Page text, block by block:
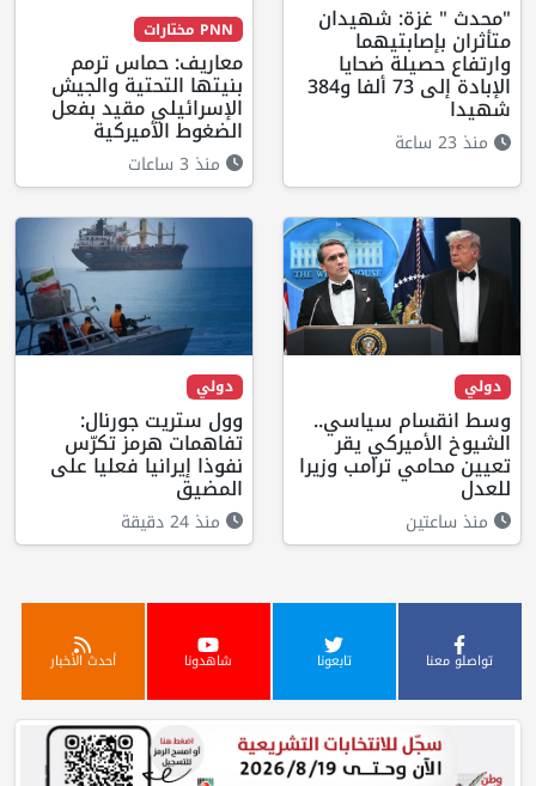
"محدث " غزة: شهيدان
متأثران بإصابتيهما
وارتفاع حصيلة ضحايا
الإبادة إلى 73 ألفا و384
شهيدا
منذ 23 ساعة
PNN مختارات
معاريف: حماس ترمم
بنيتها التحتية والجيش
الإسرائيلي مقيد بفعل
الضغوط الأميركية
منذ 3 ساعات
دولي
وسط انقسام سياسي..
الشيوخ الأميركي يقر
تعيين محامي ترامب وزيرا
للعدل
منذ ساعتين
دولي
وول ستريت جورنال:
تفاهمات هرمز تكرّس
نفوذا إيرانيا فعليا على
المضيق
منذ 24 دقيقة
تواصلو معنا تابعونا شاهدونا أحدث الأخبار